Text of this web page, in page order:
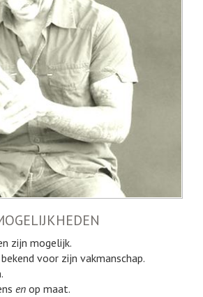
zijn mogelijk.
voor zijn vakmanschap.
en op maat.